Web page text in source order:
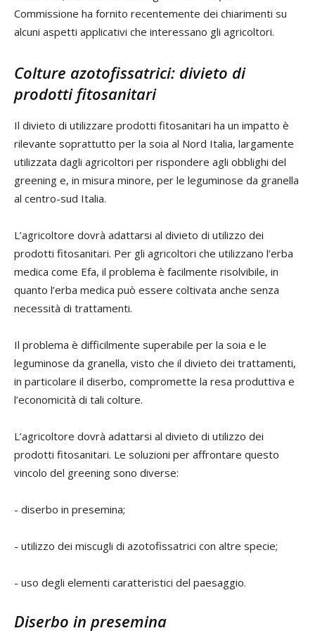
Commissione ha fornito recentemente dei chiarimenti su
alcuni aspetti applicativi che interessano gli agricoltori.
Colture azotofissatrici: divieto di
prodotti fitosanitari
Il divieto di utilizzare prodotti fitosanitari ha un impatto è
rilevante soprattutto per la soia al Nord Italia, largamente
utilizzata dagli agricoltori per rispondere agli obblighi del
greening e, in misura minore, per le leguminose da granella
al centro-sud Italia.
L’agricoltore dovrà adattarsi al divieto di utilizzo dei
prodotti fitosanitari. Per gli agricoltori che utilizzano l’erba
medica come Efa, il problema è facilmente risolvibile, in
quanto l’erba medica può essere coltivata anche senza
necessità di trattamenti.
Il problema è difficilmente superabile per la soia e le
leguminose da granella, visto che il divieto dei trattamenti,
in particolare il diserbo, compromette la resa produttiva e
l’economicità di tali colture.
L’agricoltore dovrà adattarsi al divieto di utilizzo dei
prodotti fitosanitari. Le soluzioni per affrontare questo
vincolo del greening sono diverse:
- diserbo in presemina;
- utilizzo dei miscugli di azotofissatrici con altre specie;
- uso degli elementi caratteristici del paesaggio.
Diserbo in presemina